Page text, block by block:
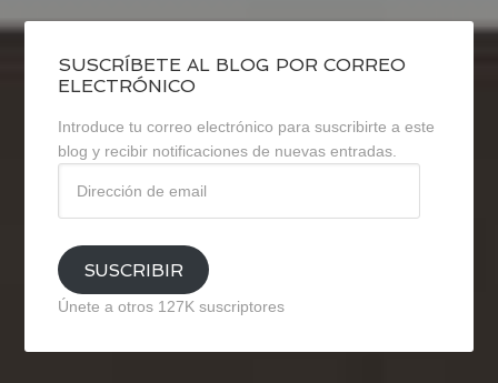
SUSCRÍBETE AL BLOG POR CORREO
ELECTRÓNICO
Introduce tu correo electrónico para suscribirte a este
blog y recibir notificaciones de nuevas entradas.
email
SUSCRIBIR
Únete a otros 127K suscriptores